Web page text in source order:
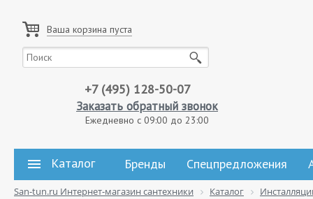
Ваша корзина пуста
+7 (495) 128-50-07
Заказать обратный звонок
Ежедневно с 09:00 до 23:00
Каталог Бренды Спецпредложения
San-tun.ru Интернет-магазин сантехники Каталог